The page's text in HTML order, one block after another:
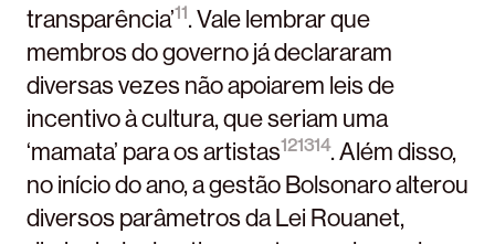
transparência’11. Vale lembrar que
membros do governo já declararam
diversas vezes não apoiarem leis de
incentivo à cultura, que seriam uma
‘mamata’ para os artistas121314. Além disso,
no início do ano, a gestão Bolsonaro alterou
diversos parâmetros da Lei Rouanet,